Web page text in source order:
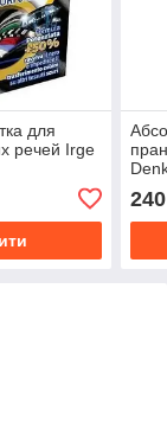
для
речей Irge
240